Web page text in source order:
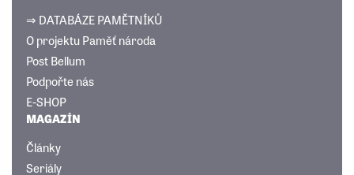
⇒ DATABÁZE PAMĚTNÍKŮ
O projektu Paměť národa
Post Bellum
Podpořte nás
E-SHOP
MAGAZÍN
Články
Seriály